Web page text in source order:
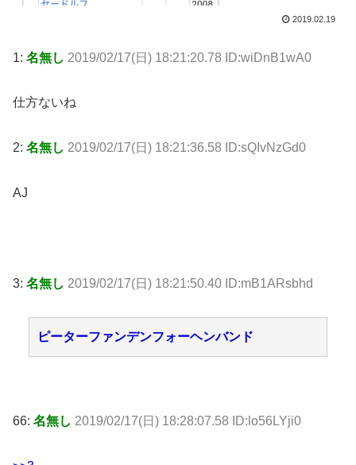
2019.02.19
1: 名無し 2019/02/17(日) 18:21:20.78 ID:wiDnB1wA0
仕方ないね
2: 名無し 2019/02/17(日) 18:21:36.58 ID:sQIvNzGd0
AJ
3: 名無し 2019/02/17(日) 18:21:50.40 ID:mB1ARsbhd
ピーターファンデンフォーヘンバンド
66: 名無し 2019/02/17(日) 18:28:07.58 ID:lo56LYji0